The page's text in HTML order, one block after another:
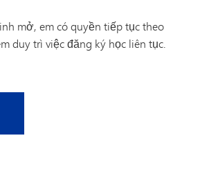
mở, em có quyền tiếp tục theo
duy trì việc đăng ký học liên tục.